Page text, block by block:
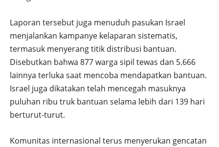
Laporan tersebut juga menuduh pasukan Israel
menjalankan kampanye kelaparan sistematis,
termasuk menyerang titik distribusi bantuan.
Disebutkan bahwa 877 warga sipil tewas dan 5.666
lainnya terluka saat mencoba mendapatkan bantuan.
Israel juga dikatakan telah mencegah masuknya
puluhan ribu truk bantuan selama lebih dari 139 hari
berturut-turut.
Komunitas internasional terus menyerukan gencatan